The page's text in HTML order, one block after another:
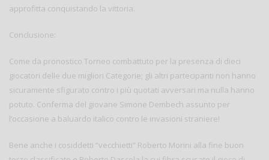
approfitta conquistando la vittoria.
Conclusione:
Come da pronostico Torneo combattuto per la presenza di dieci
giocatori delle due migliori Categorie; gli altri partecipanti non hanno
sicuramente sfigurato contro i più quotati avversari ma nulla hanno
potuto. Conferma del giovane Simone Dembech assunto per
l’occasione a baluardo italico contro le invasioni straniere!
Bene anche i cosiddetti “vecchietti” Roberto Morini alla fine buon